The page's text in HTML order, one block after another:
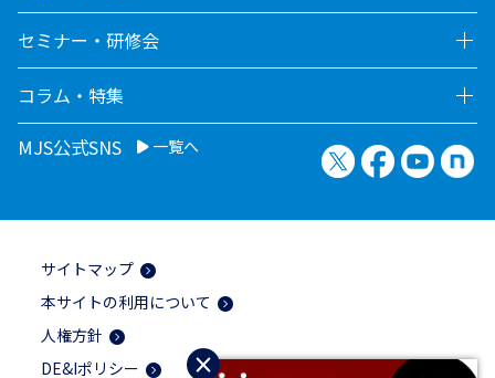
×
セミナー・研修会
コラム・特集
MJS公式SNS
一覧へ X（旧Twitter）
Facebook
サイトマップ
本サイトの利用について
人権方針
DE&Iポリシー